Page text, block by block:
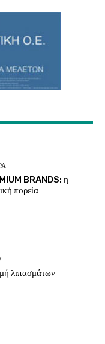
BRANDS: η
πορεία
λιπασμάτων